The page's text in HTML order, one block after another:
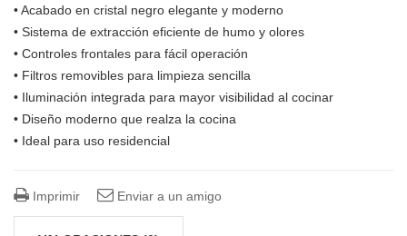
• Acabado en cristal negro elegante y moderno
• Sistema de extracción eficiente de humo y olores
• Controles frontales para fácil operación
• Filtros removibles para limpieza sencilla
• Iluminación integrada para mayor visibilidad al cocinar
• Diseño moderno que realza la cocina
• Ideal para uso residencial
Imprimir Enviar a un amigo